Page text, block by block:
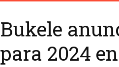
Bukele
para 2024